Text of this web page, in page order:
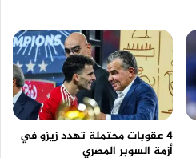
4 عقوبات محتملة تهدد زيزو في
أزمة السوبر المصري